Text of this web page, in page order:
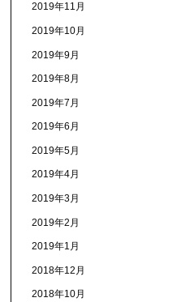
2019年11月
2019年10月
2019年9月
2019年8月
2019年7月
2019年6月
2019年5月
2019年4月
2019年3月
2019年2月
2019年1月
2018年12月
2018年10月